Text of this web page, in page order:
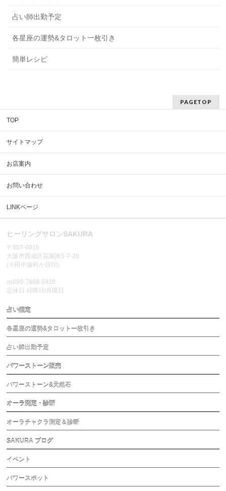
占い師出勤予定
各星座の運勢&タロット一枚引き
簡単レシピ
PAGETOP
TOP
サイトマップ
お店案内
お問い合わせ
LINKページ
ヒーリングサロンSAKURA
〒557-0015
大阪市西成区花園南1-7-20
(※田中歯科が目印)
℡090-7888-5928
定休日 日曜日/月曜日
占い鑑定
各星座の運勢&タロット一枚引き
占い師出勤予定
パワーストーン販売
パワーストーン&天然石
オーラ測定・診断
オーラチャクラ測定＆診断
SAKURA ブログ
イベント
パワースポット